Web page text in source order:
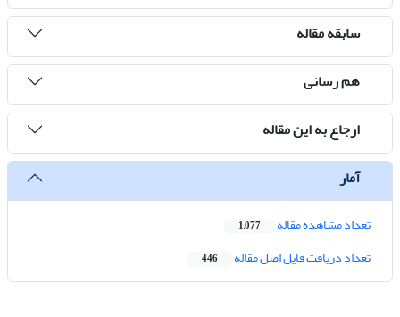
سابقه مقاله
هم رسانی
ارجاع به این مقاله
آمار
تعداد مشاهده مقاله 1,077
تعداد دریافت فایل اصل مقاله 446